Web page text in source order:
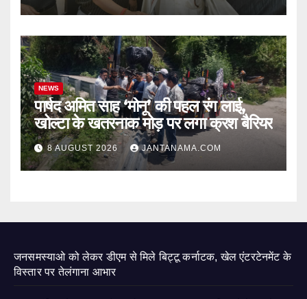
NEWS
पार्षद अमित साह ‘मोनू’ की पहल रंग लाई,
खोल्टा के खतरनाक मोड़ पर लगा क्रश बैरियर
8 AUGUST 2026 JANTANAMA.COM
जनसमस्याओ को लेकर डीएम से मिले बिट्टू कर्नाटक, खेल एंटरटेनमेंट के
विस्तार पर तेलंगाना आभार